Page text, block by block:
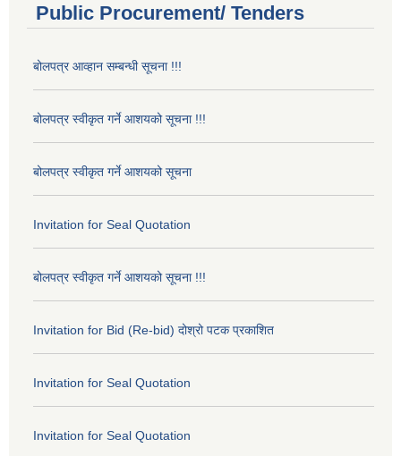
Public Procurement/ Tenders
बोलपत्र आव्हान सम्बन्धी सूचना !!!
बोलपत्र स्वीकृत गर्ने आशयको सूचना !!!
बोलपत्र स्वीकृत गर्ने आशयको सूचना
Invitation for Seal Quotation
बोलपत्र स्वीकृत गर्ने आशयको सूचना !!!
Invitation for Bid (Re-bid) दोश्रो पटक प्रकाशित
Invitation for Seal Quotation
Invitation for Seal Quotation